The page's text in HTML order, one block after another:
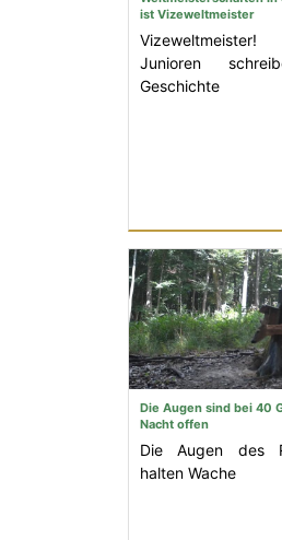
ist Vizeweltmeister
Junioren
Geschichte
Die Augen sind bei 40
Nacht offen
Die Augen des
halten Wache